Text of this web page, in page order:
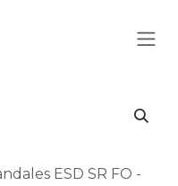
ESD SR FO -